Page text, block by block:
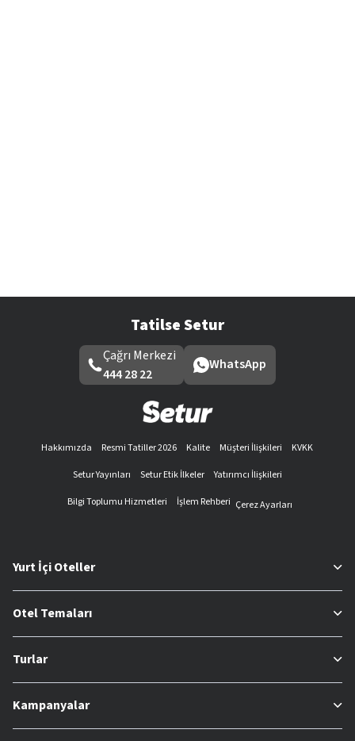
Tatilse Setur
Çağrı Merkezi
444 28 22
WhatsApp
Hakkımızda Resmi Tatiller 2026 Kalite Müşteri İlişkileri
KVKK
Setur Yayınları
Setur Etik İlkeler
Yatırımcı İlişkileri
Bilgi Toplumu Hizmetleri
İşlem Rehberi Çerez Ayarları
Yurt İçi Oteller
Otel Temaları
Turlar
Kampanyalar